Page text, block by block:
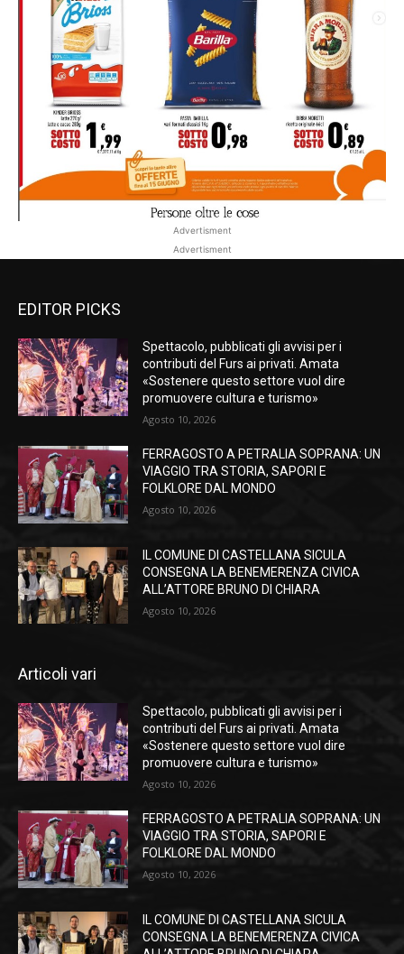
Advertisment
Advertisment
EDITOR PICKS
Spettacolo, pubblicati gli avvisi per i
contributi del Furs ai privati. Amata
«Sostenere questo settore vuol dire
promuovere cultura e turismo»
Agosto 10, 2026
FERRAGOSTO A PETRALIA SOPRANA: UN
VIAGGIO TRA STORIA, SAPORI E
FOLKLORE DAL MONDO
Agosto 10, 2026
IL COMUNE DI CASTELLANA SICULA
CONSEGNA LA BENEMERENZA CIVICA
ALL’ATTORE BRUNO DI CHIARA
Agosto 10, 2026
Articoli vari
Spettacolo, pubblicati gli avvisi per i
contributi del Furs ai privati. Amata
«Sostenere questo settore vuol dire
promuovere cultura e turismo»
Agosto 10, 2026
FERRAGOSTO A PETRALIA SOPRANA: UN
VIAGGIO TRA STORIA, SAPORI E
FOLKLORE DAL MONDO
Agosto 10, 2026
IL COMUNE DI CASTELLANA SICULA
CONSEGNA LA BENEMERENZA CIVICA